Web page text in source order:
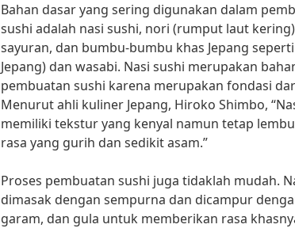
Bahan dasar yang sering digunakan dalam
sushi adalah nasi sushi, nori (rumput laut
sayuran, dan bumbu-bumbu khas Jepang
Jepang) dan wasabi. Nasi sushi merupakan
pembuatan sushi karena merupakan fondasi
Menurut ahli kuliner Jepang, Hiroko Shimbo,
memiliki tekstur yang kenyal namun tetap
rasa yang gurih dan sedikit asam.”
Proses pembuatan sushi juga tidaklah mudah.
dimasak dengan sempurna dan dicampur
garam, dan gula untuk memberikan rasa